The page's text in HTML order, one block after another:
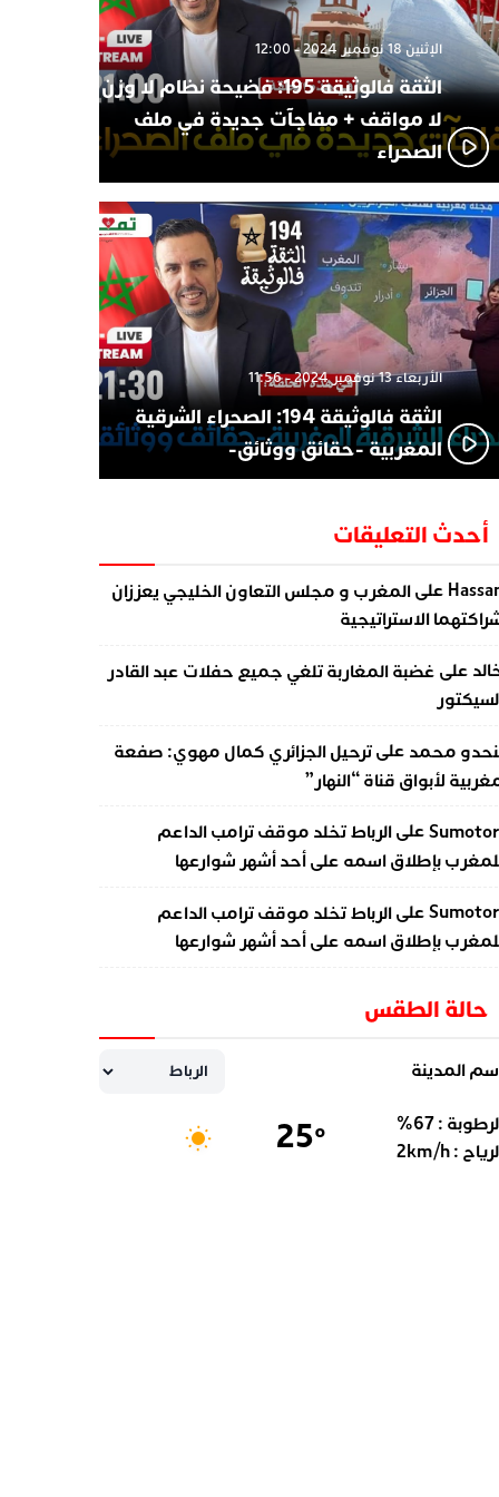
الإثنين 18 نوفمبر 2024 - 12:00
الثقة فالوثيقة 195: فضيحة نظام لا وزن
لا مواقف + مفاجآت جديدة في ملف
الصحراء
الأربعاء 13 نوفمبر 2024 - 11:56
الثقة فالوثيقة 194: الصحراء الشرقية
المغربية -حقائق ووثائق-
أحدث التعليقات
علىالمغرب و مجلس التعاون الخليجي يعززان
الاستراتيجية
على غضبة المغاربة تلغي جميع حفلات عبد القادر
محمد علىترحيل الجزائري كمال مهوي: صفعة
لأبواق قناة “النهار”
علىالرباط تخلد موقف ترامب الداعم
بإطلاق اسمه على أحد أشهر شوارعها
علىالرباط تخلد موقف ترامب الداعم
بإطلاق اسمه على أحد أشهر شوارعها
حالة الطقس
المدينة
:
67
%
:
2km/h
25°